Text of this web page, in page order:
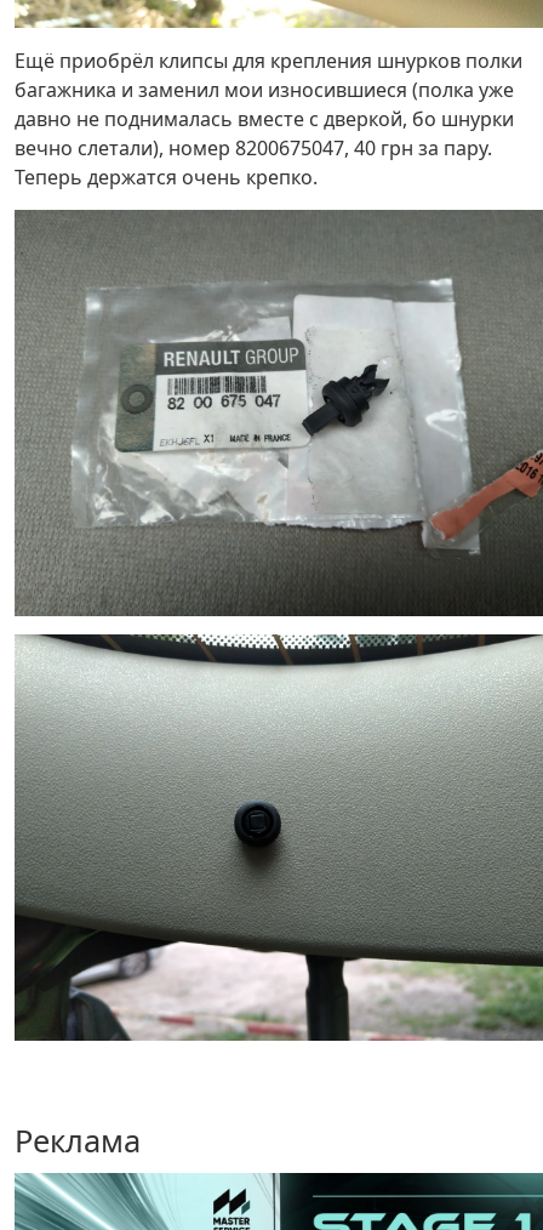
Ещё приобрёл клипсы для крепления шнурков полки
багажника и заменил мои износившиеся (полка уже
давно не поднималась вместе с дверкой, бо шнурки
вечно слетали), номер 8200675047, 40 грн за пару.
Теперь держатся очень крепко.
Реклама